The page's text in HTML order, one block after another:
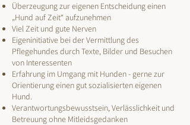
Überzeugung zur eigenen Entscheidung einen
„Hund auf Zeit“ aufzunehmen
Viel Zeit und gute Nerven
Eigeninitiative bei der Vermittlung des
Pflegehundes durch Texte, Bilder und Besuchen
von Interessenten
Erfahrung im Umgang mit Hunden - gerne zur
Orientierung einen gut sozialisierten eigenen
Hund.
Verantwortungsbewusstsein, Verlässlichkeit und
Betreuung ohne Mitleidsgedanken